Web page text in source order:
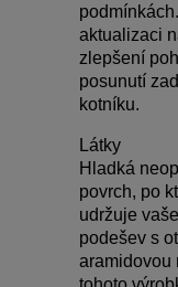
aktualizaci
zlepšení
posunutí
kotníku.
Látky
Hladká
povrch, po
udržuje
podešev s
aramidovou